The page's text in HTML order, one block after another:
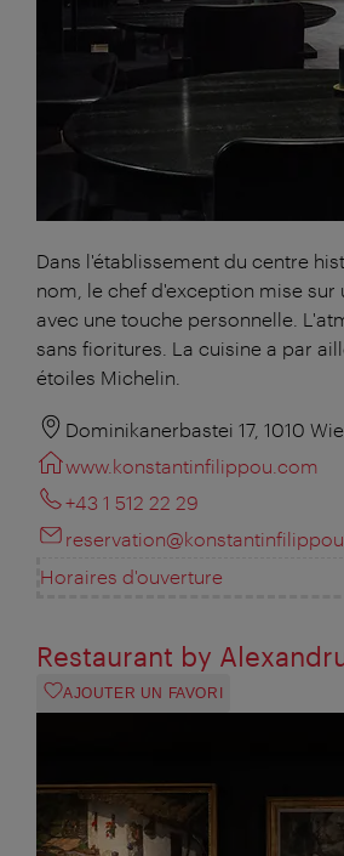
Dans l'établissement du centre
nom, le chef d'exception mise
avec une touche personnelle.
sans fioritures. La cuisine a par
étoiles Michelin.
Dominikanerbastei 17, 1010
www.konstantinfilippou.com
+43 1 512 22 29
Horaires d'ouverture
Restaurant by
AJOUTER UN FAVORI